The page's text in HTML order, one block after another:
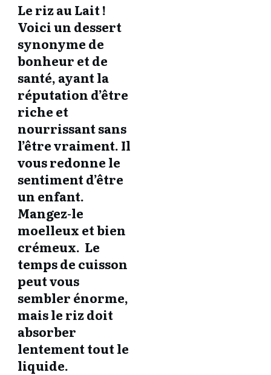
Le riz au Lait !
Voici un dessert
synonyme de
bonheur et de
santé, ayant la
réputation d’être
riche et
nourrissant sans
l’être vraiment. Il
vous redonne le
sentiment d’être
un enfant.
Mangez-le
moelleux et bien
crémeux. Le
temps de cuisson
peut vous
sembler énorme,
mais le riz doit
absorber
lentement tout le
liquide.